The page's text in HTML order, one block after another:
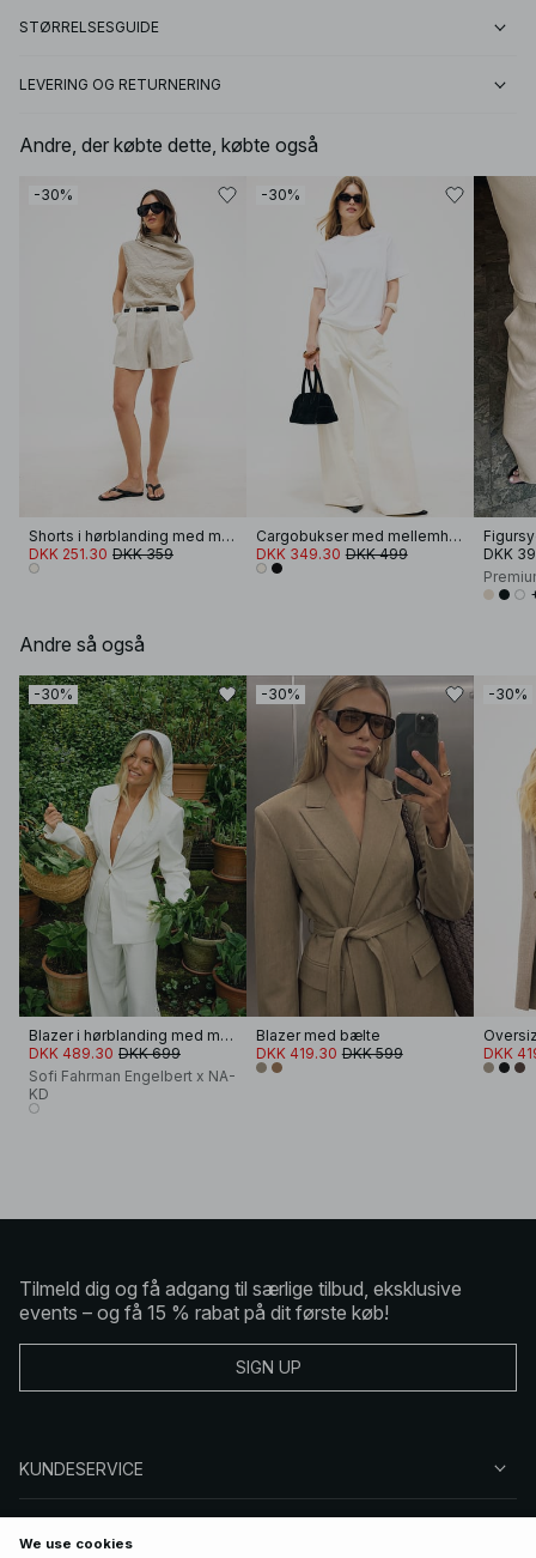
STØRRELSESGUIDE
LEVERING OG RETURNERING
Andre, der købte dette, købte også
-30%
Shorts i hørblanding med mellemhøj talje
DKK 251.30 DKK 359
-30%
Cargobukser med mellemhøj talje
DKK 349.30 DKK 499
DKK
Andre så også
-30%
Blazer i hørblanding med markeret talje
DKK 489.30 DKK 699
Sofi Fahrman Engelbert x NA-
KD
-30%
Blazer med bælte
DKK 419.30 DKK 599
-30%
DKK
Tilmeld dig og få adgang til særlige tilbud, eksklusive
events – og få 15 % rabat på dit første køb!
SIGN UP
KUNDESERVICE